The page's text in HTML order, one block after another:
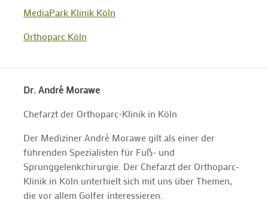
MediaPark Klinik Köln
Orthoparc Köln
Dr. André Morawe
Chefarzt der Orthoparc-Klinik in Köln
Der Mediziner André Morawe gilt als einer der
führenden Spezialisten für Fuß- und
Sprunggelenkchirurgie. Der Chefarzt der Orthoparc-
Klinik in Köln unterhielt sich mit uns über Themen,
die vor allem Golfer interessieren.